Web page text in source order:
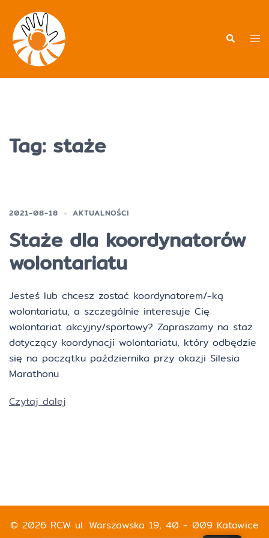
treści
Tag: staże
2021-08-18 AKTUALNOŚCI
Staże dla koordynatorów
wolontariatu
Jesteś lub chcesz zostać koordynatorem/-ką
wolontariatu, a szczególnie interesuje Cię
wolontariat akcyjny/sportowy? Zapraszamy na staż
dotyczący koordynacji wolontariatu, który odbędzie
się na początku października przy okazji Silesia
Marathonu
Czytaj dalej
© 2026 RCW ul. Warszawska 19, 40 - 009 Katowice